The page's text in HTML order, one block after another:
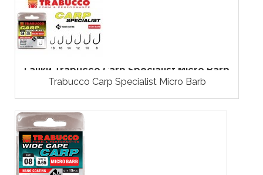
Гачки Trabucco Carp Specialist Micro Barb
Trabucco Carp Specialist Micro Barb